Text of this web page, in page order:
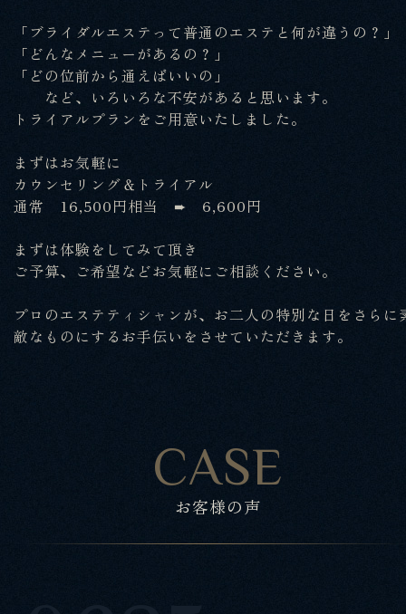
「ブライダルエステって普通のエステと何が違うの？」
「どんなメニューがあるの？」
「どの位前から通えばいいの」
など、いろいろな不安があると思います。
トライアルプランをご用意いたしました。
まずはお気軽に
カウンセリング＆トライアル
通常 16,500円相当 ➨ 6,600円
まずは体験をしてみて頂き
ご予算、ご希望などお気軽にご相談ください。
プロのエステティシャンが、お二人の特別な日をさらに
敵なものにするお手伝いをさせていただきます。
CASE
お客様の声